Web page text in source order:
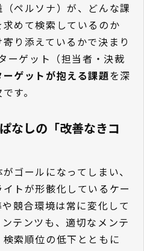
ペルソナ）が、どんな課
めて検索しているのか
寄り添えているかで決まり
ーゲット（担当者・決裁
ーゲットが抱える課題を深
す。
なしの「改善なきコ
ゴールになってしまい、
トが形骸化しているケー
競合環境は常に変化して
テンツも、適切なメンテ
索順位の低下とともに